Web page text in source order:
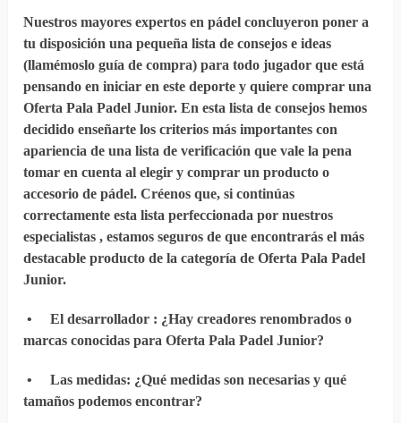
Nuestros mayores expertos en pádel concluyeron poner a
tu disposición una pequeña lista de consejos e ideas
(llamémoslo guía de compra) para todo jugador que está
pensando en iniciar en este deporte y quiere comprar una
Oferta Pala Padel Junior. En esta lista de consejos hemos
decidido enseñarte los criterios más importantes con
apariencia de una lista de verificación que vale la pena
tomar en cuenta al elegir y comprar un producto o
accesorio de pádel. Créenos que, si continúas
correctamente esta lista perfeccionada por nuestros
especialistas , estamos seguros de que encontrarás el más
destacable producto de la categoría de Oferta Pala Padel
Junior.
•El desarrollador : ¿Hay creadores renombrados o
marcas conocidas para Oferta Pala Padel Junior?
•Las medidas: ¿Qué medidas son necesarias y qué
tamaños podemos encontrar?